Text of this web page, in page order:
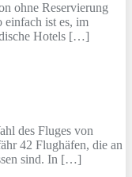
ohne Reservierung
einfach ist es, im
Hotels […]
des Fluges von
42 Flughäfen, die an
sind. In […]